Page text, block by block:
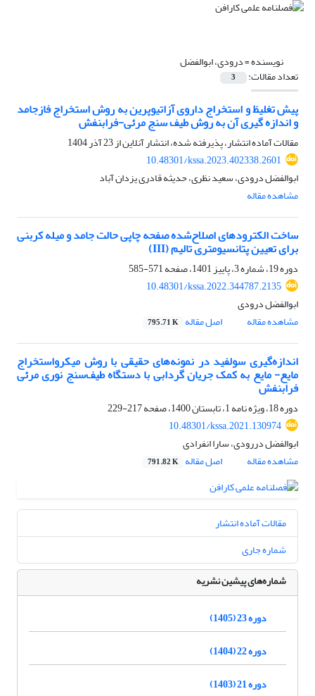
نویسنده =درودی، ابوالفضل
تعداد مقالات: 3
پیش تغلیظ و استخراج داروی آزاتیوپرین به روش استخراج فازجامد
و اندازه گیری آن به روش طیف سنج مرئی-فرابنفش
مقالات آماده انتشار، پذیرفته شده، انتشار آنلاین از23 آذر 1404
10.48301/kssa.2023.402338.2601
ابوالفضل درودی، سعید نظری، حدیثه قادری یزدان آباد
مشاهده مقاله
ساخت الکترودهای اصلاح‌شده صفحه چاپی حالت جامد و میله کربنی
برای تعیین پتانسیومتری تالیم (III)
دوره 19، شماره 3، پاییز 1401، صفحه
571-585
10.48301/kssa.2022.344787.2135
ابوالفضل درودی
مشاهده مقاله
اصل مقاله 795.71 K
اندازه‌گیری سولفید در نمونه‌های حقیقی با روش میکرواستخراج
مایع- مایع به کمک جریان گردابی با دستگاه طیف‌سنج نوری مرئی
فرابنفش
دوره 18، ویژه نامه 1، تابستان 1400، صفحه
217-229
10.48301/kssa.2021.130974
ابوالفضل دررودی، سارا انفرادی
مشاهده مقاله
اصل مقاله 791.82 K
مقالات آماده انتشار
شماره جاری
شماره‌های پیشین نشریه
دوره 23 (1405)
دوره 22 (1404)
دوره 21 (1403)